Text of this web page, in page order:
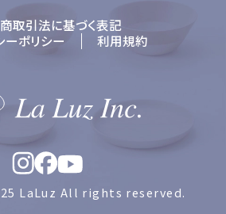
取引法に基づく表記
ーポリシー
利用規約
LaLuz All rights reserved.